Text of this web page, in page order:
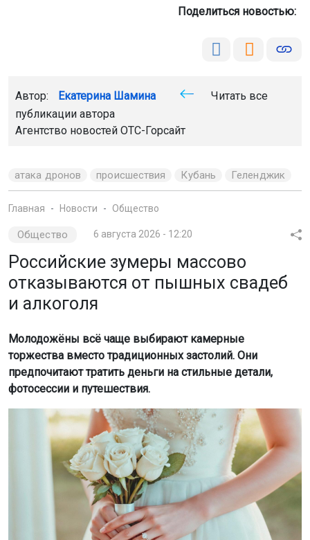
Поделиться новостью:
Автор: Екатерина Шамина
Читать все
публикации автора
Агентство новостей ОТС-Горсайт
атака дронов происшествия Кубань Геленджик
Главная Новости Общество
Общество 6 августа 2026 - 12:20
Российские зумеры массово
отказываются от пышных свадеб
и алкоголя
Молодожёны всё чаще выбирают камерные
торжества вместо традиционных застолий. Они
предпочитают тратить деньги на стильные детали,
фотосессии и путешествия.